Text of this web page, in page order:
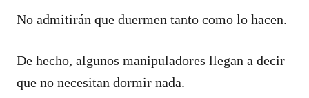
No admitirán que duermen tanto como lo hacen.
De hecho, algunos manipuladores llegan a decir
que no necesitan dormir nada.